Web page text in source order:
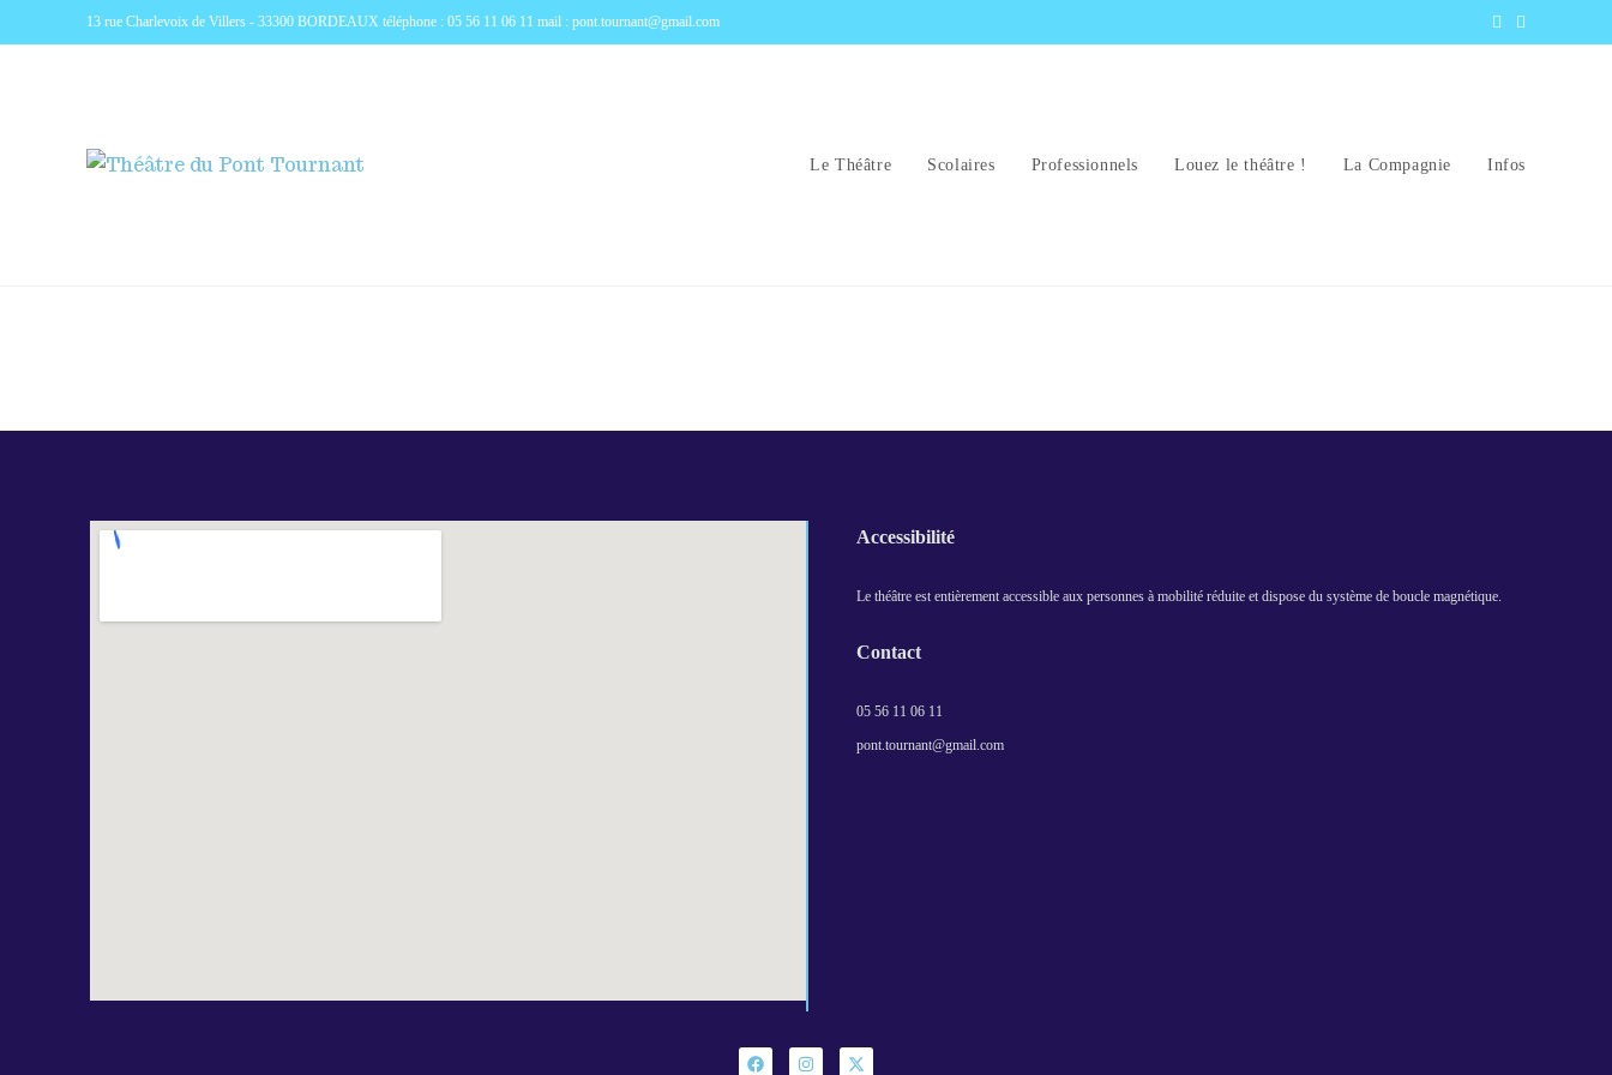
13 rue Charlevoix de Villers - 33300 BORDEAUX téléphone : 05 56 11 06 11 mail : pont.tournant@gmail.com
Le Théâtre Scolaires Professionnels Louez le théâtre ! La Compagnie Infos
Accessibilité
Le théâtre est entièrement accessible aux personnes à mobilité réduite et dispose du système de boucle magnétique.
Contact
05 56 11 06 11
pont.tournant@gmail.com